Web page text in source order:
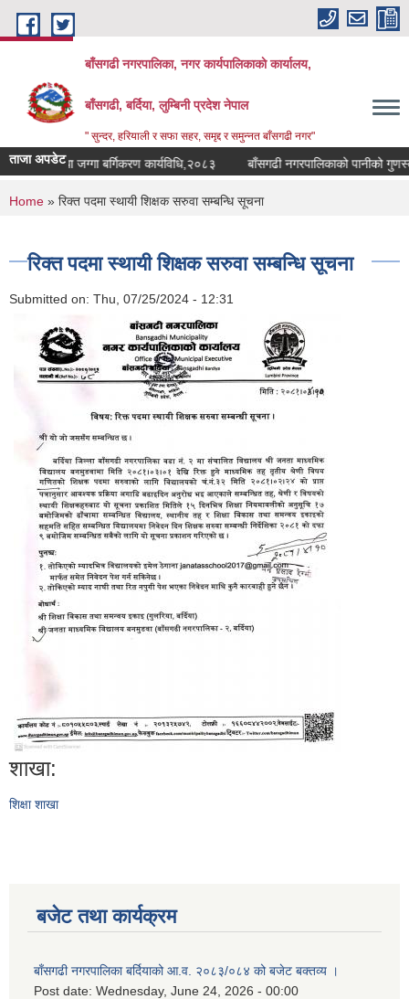
Skip to main content
बाँसगढी नगरपालिका, नगर कार्यपालिकाकाे कार्यालय,
बाँसगढी, बर्दिया, लुम्बिनी प्रदेश नेपाल
" सुन्दर, हरियाली र सफा सहर, समृद्द र समुन्नत बाँसगढी नगर"
ताजा अपडेट
तथा जग्गा बर्गिकरण कार्यविधि,२०८३ बाँसगढी नगरपालिकाको पानीको
You are here
Home » रिक्त पदमा स्थायी शिक्षक सरुवा सम्बन्धि सूचना
रिक्त पदमा स्थायी शिक्षक सरुवा सम्बन्धि सूचना
Submitted on: Thu, 07/25/2024 - 12:31
शाखा:
शिक्षा शाखा
बजेट तथा कार्यक्रम
बाँसगढी नगरपालिका बर्दियाको आ.व. २०८३/०८४ को बजेट बक्तव्य ।
Post date: Wednesday, June 24, 2026 - 00:00